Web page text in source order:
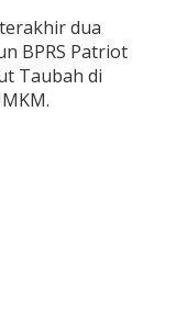
dua
BPRS Patriot
Taubah di